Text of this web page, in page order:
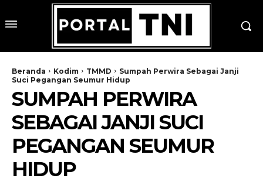
Beranda Kodim TMMD
Sumpah Perwira Sebagai Janji
Suci Pegangan Seumur Hidup
SUMPAH PERWIRA
SEBAGAI JANJI SUCI
PEGANGAN SEUMUR
HIDUP